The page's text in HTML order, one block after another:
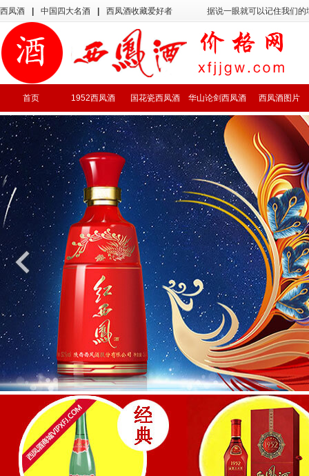
西凤酒 中国四大名酒 西凤酒收藏爱好者 据说一眼就可以记住我们
首页 1952西凤酒 国花瓷西凤酒 华山论剑西凤酒 西凤酒图片